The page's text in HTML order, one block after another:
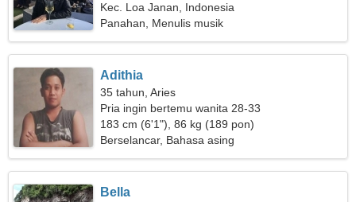
Kec. Loa Janan, Indonesia
Panahan, Menulis musik
Adithia
35 tahun, Aries
Pria ingin bertemu wanita 28-33
183 cm (6'1"), 86 kg (189 pon)
Berselancar, Bahasa asing
Bella